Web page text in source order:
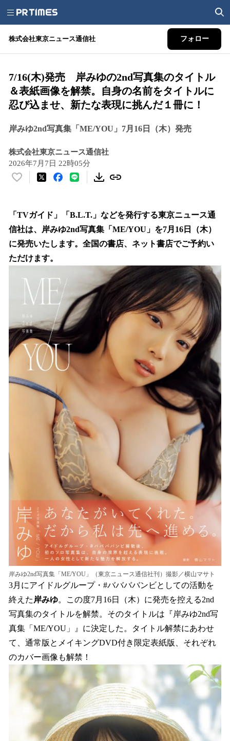
株式会社東京ニュース通信社 フォロー
7/16(木)発売 岸みゆの2nd写真集のタイトル
＆表紙画像を解禁。自身の名前をタイトルに
忍び込ませ、新たな表現に挑んだ１冊に！
岸みゆ2nd写真集「ME/YOU」7月16日（木）発売
株式会社東京ニュース通信社
2026年7月7日 22時05分
い
！
数
を
読
み
込
み
「TVガイド」「B.L.T.」などを発行する東京ニュース通
信社は、岸みゆ2nd写真集「ME/YOU」を7月16日（木）
に発売いたします。全国の書店、ネット書店でご予約い
ただけます。
岸みゆ2nd写真集「ME/YOU」（東京ニュース通信社刊）撮影／横山マサト
3月にアイドルグループ・#ババババンビとしての活動を
終えた 岸みゆ。この度7月16日（木）に発売を控える2nd
写真集のタイトルを解禁。そのタイトルは『岸みゆ2nd写
真集「ME/YOU」』に決定した。タイトル解禁にあわせ
て、通常版とメイキングDVD付き限定表紙版、それぞれ
のカバー画像も解禁！